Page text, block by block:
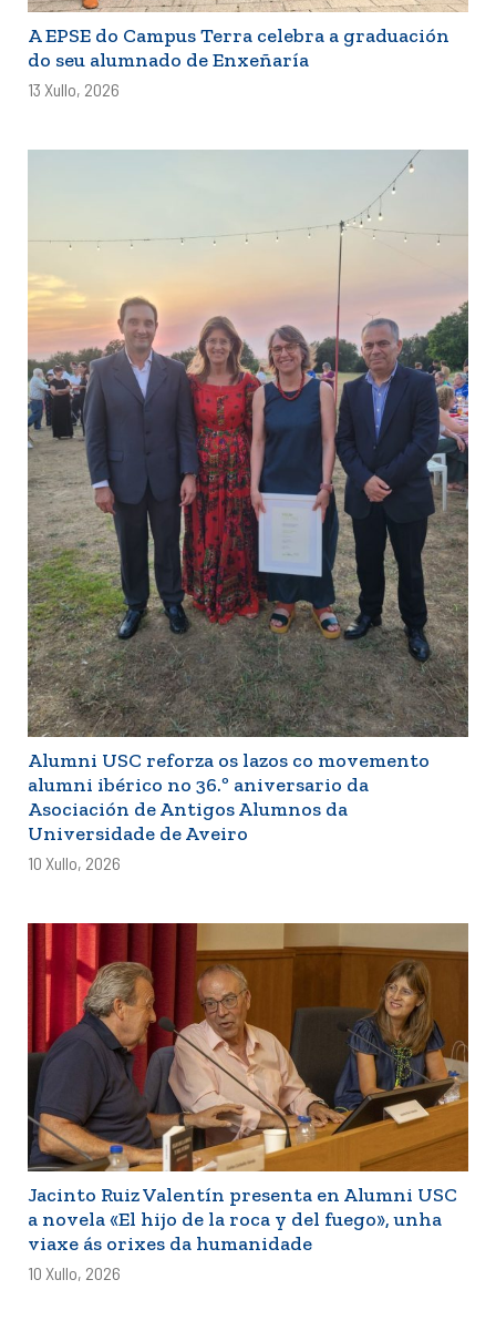
A EPSE do Campus Terra celebra a graduación
do seu alumnado de Enxeñaría
13 Xullo, 2026
Alumni USC reforza os lazos co movemento
alumni ibérico no 36.º aniversario da
Asociación de Antigos Alumnos da
Universidade de Aveiro
10 Xullo, 2026
Jacinto Ruiz Valentín presenta en Alumni USC
a novela «El hijo de la roca y del fuego», unha
viaxe ás orixes da humanidade
10 Xullo, 2026